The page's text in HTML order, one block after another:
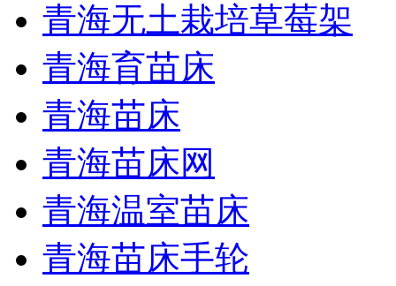
青海无土栽培草莓架
青海育苗床
青海苗床
青海苗床网
青海温室苗床
青海苗床手轮